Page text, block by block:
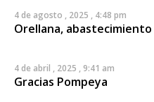
4 de agosto , 2025 , 4:48 pm
Orellana,
4 de abril , 2025 , 9:41 am
Gracias Pompeya